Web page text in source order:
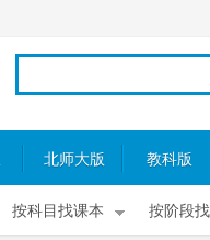
北师大版 教科版
按科目找课本 按阶段